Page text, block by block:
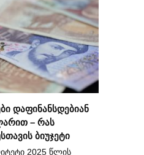
დაფინანსდებიან
– რას
ბიუჯეტი
2025 წლის